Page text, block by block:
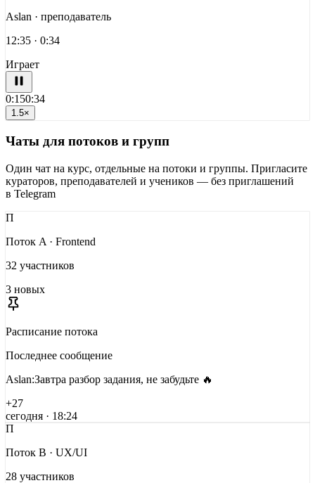
Aslan · преподаватель
12:35 · 0:34
Играет
0:150:34
1.5×
Чаты для потоков и групп
Один чат на курс, отдельные на потоки и группы. Пригласите
кураторов, преподавателей и учеников — без приглашений
в Telegram
П
Поток A · Frontend
32 участников
3 новых
Расписание потока
Последнее сообщение
Aslan:Завтра разбор задания, не забудьте 🔥
+27
сегодня · 18:24
П
Поток B · UX/UI
28 участников